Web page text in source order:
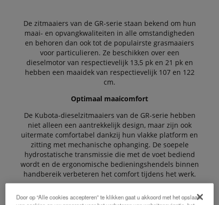
De zitmaaiers van de GR-serie staan bekend om hun
maai- en opvangkwaliteiten in alle omstandigheden
en behoren dan ook tot de populairste grasmaaiers
voor particulieren. Ze beschikken over een
dieselmotor van respectievelijk 13,5 pk en 21 pk en
hebben een maaidek van respectievelijk 107 en 122
cm.
Optimaal maaicomfort
De Kubota-dieselzitmaaiers van de GR-serie hebben
niet alleen een aantrekkelijk design, maar zijn ook
uitermate comfortabel dankzij hun vlakke platform en
zitting met mechanische ophanging. De soepele
hydrostatische transmissie die met de voet bediend
wordt en de ergonomische bedieningshendels binnen
handbereik verbeteren het comfort tijdens het werk.
Door op “Alle cookies accepteren” te klikken gaat u akkoord met het opslaan